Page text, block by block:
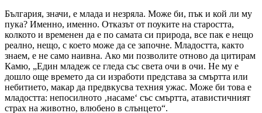
България, значи, е млада и незряла. Може би, пък и кой ли му
пука? Именно, именно. Отказът от поуките на старостта,
колкото и временен да е по самата си природа, все пак е нещо
реално, нещо, с което може да се започне. Младостта, както
знаем, е не само наивна. Ако ми позволите отново да цитирам
Камю, „Един младеж се гледа със света очи в очи. Не му е
дошло още времето да си изработи представа за смъртта или
небитието, макар да предвкусва техния ужас. Може би това е
младостта: непосилното ‚насаме‘ със смъртта, атавистичният
страх на животно, влюбено в слънцето“.